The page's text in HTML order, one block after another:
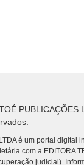
PUBLICAÇÕES
é um portal digital
com a EDITORA
judicial).